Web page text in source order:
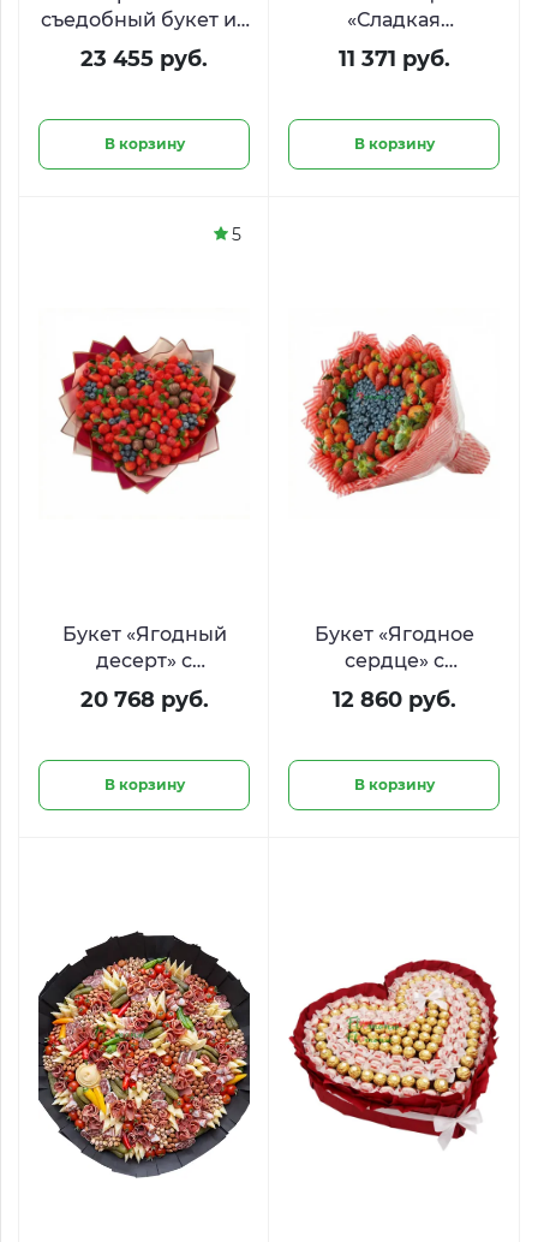
съедобный букет из
деликатесов
«Средиземноморье»
23 455 руб.
В корзину
«Сладкая
валентинка» с KitKat
и Ferrero в форме
11 371 руб.
В корзину
Букет «Ягодный
десерт» с
клубникой в
шоколаде,
малиной
20 768 руб.
В корзину
5
Букет «Ягодное
сердце» с
клубникой и
голубикой
12 860 руб.
В корзину